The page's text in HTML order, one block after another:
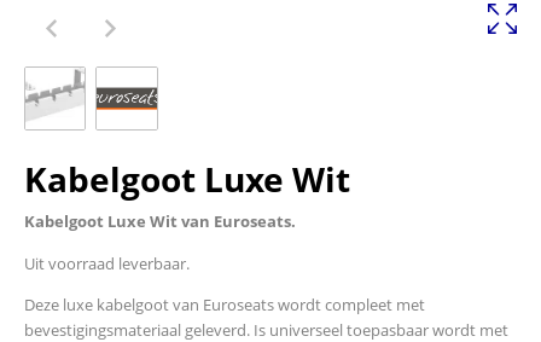
Kabelgoot Luxe Wit
Kabelgoot Luxe Wit van Euroseats.
Uit voorraad leverbaar.
Deze luxe kabelgoot van Euroseats wordt compleet met
bevestigingsmateriaal geleverd. Is universeel toepasbaar wordt met